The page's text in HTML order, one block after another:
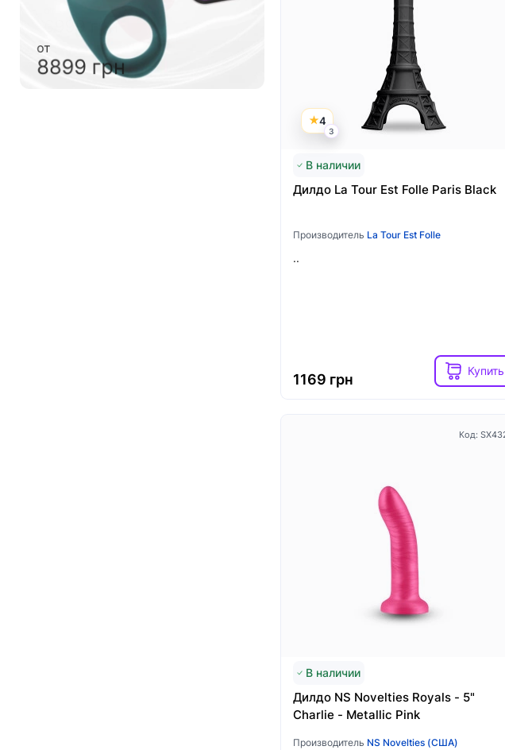
от
6999 грн
4999 грн
Закрыть
4
3
В наличии
Дилдо La Tour Est Folle Paris Black
Производитель La Tour Est Folle
..
1169 грн
Купить
Код:
В наличии
Дилдо NS Novelties Royals - 5"
Charlie - Metallic Pink
Производитель NS Novelties (США)